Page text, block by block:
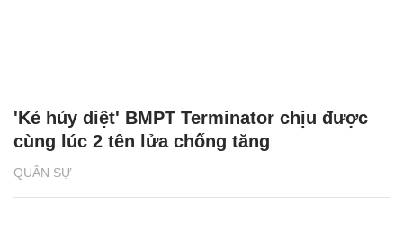
QUÂN SỰ
'Kẻ hủy diệt' BMPT Terminator chịu được
cùng lúc 2 tên lửa chống tăng